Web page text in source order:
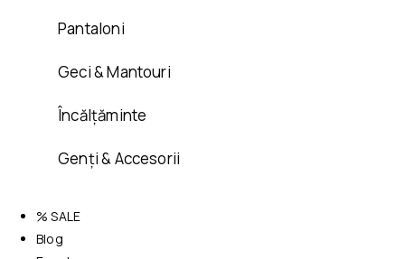
Pantaloni
Geci & Mantouri
Încălțăminte
Genți & Accesorii
% SALE
Blog